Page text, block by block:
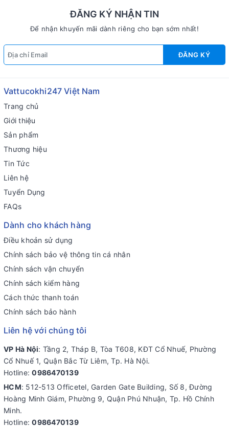
ĐĂNG KÝ NHẬN TIN
Để nhận khuyến mãi dành riêng cho bạn sớm nhất!
ĐĂNG KÝ
Vattucokhi247 Việt Nam
Trang chủ
Giới thiệu
Sản phẩm
Thương hiệu
Tin Tức
Liên hệ
Tuyển Dụng
FAQs
Dành cho khách hàng
Điều khoản sử dụng
Chính sách bảo vệ thông tin cá nhân
Chính sách vận chuyển
Chính sách kiểm hàng
Cách thức thanh toán
Chính sách bảo hành
Liên hệ với chúng tôi
VP Hà Nội: Tầng 2, Tháp B, Tòa T608, KĐT Cổ Nhuế, Phường
Cổ Nhuế 1, Quận Bắc Từ Liêm, Tp. Hà Nội.
Hotline:0986470139
HCM: 512-513 Officetel, Garden Gate Building, Số 8, Đường
Hoàng Minh Giám, Phường 9, Quận Phú Nhuận, Tp. Hồ Chính
Minh.
Hotline:0986470139